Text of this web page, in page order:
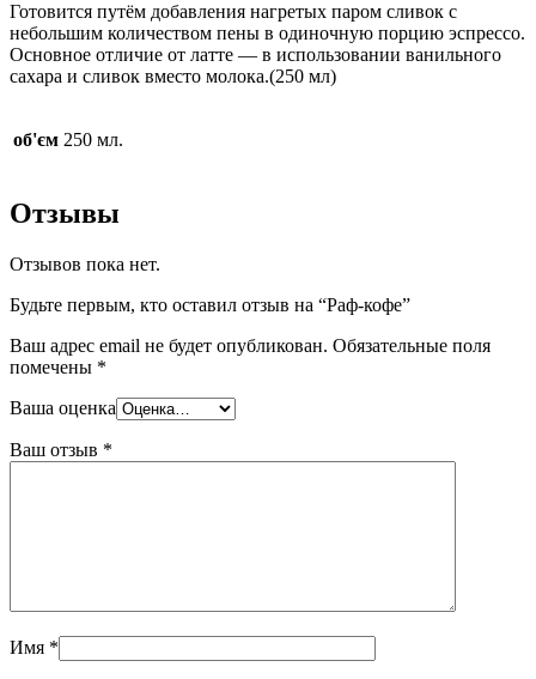
Готовится путём добавления нагретых паром сливок с
небольшим количеством пены в одиночную порцию эспрессо.
Основное отличие от латте — в использовании ванильного
сахара и сливок вместо молока.(250 мл)
об'єм 250 мл.
Отзывы
Отзывов пока нет.
Будьте первым, кто оставил отзыв на “Раф-кофе”
Ваш адрес email не будет опубликован. Обязательные поля
помечены *
Ваша оценка
Ваш отзыв *
Имя *